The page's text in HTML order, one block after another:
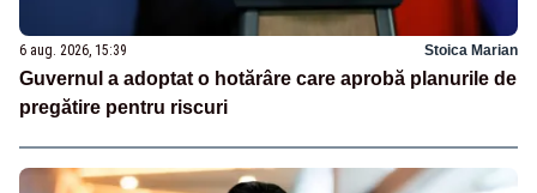
6 aug. 2026, 15:39 Stoica Marian
Guvernul a adoptat o hotărâre care aprobă planurile de
pregătire pentru riscuri